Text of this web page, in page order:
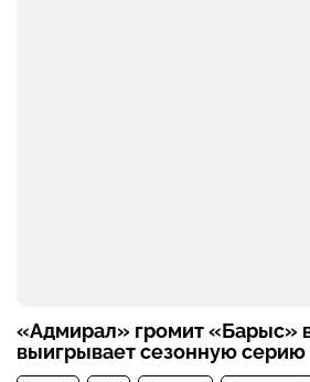
«Адмирал» громит «Барыс»
выигрывает сезонную серию